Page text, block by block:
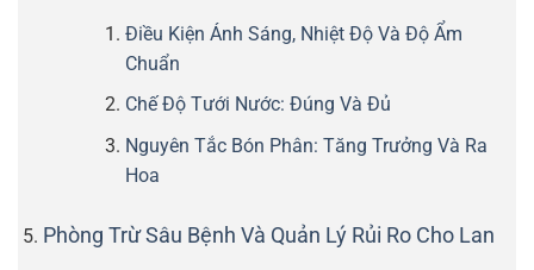
Điều Kiện Ánh Sáng, Nhiệt Độ Và Độ Ẩm
Chuẩn
Chế Độ Tưới Nước: Đúng Và Đủ
Nguyên Tắc Bón Phân: Tăng Trưởng Và Ra
Hoa
Phòng Trừ Sâu Bệnh Và Quản Lý Rủi Ro Cho Lan